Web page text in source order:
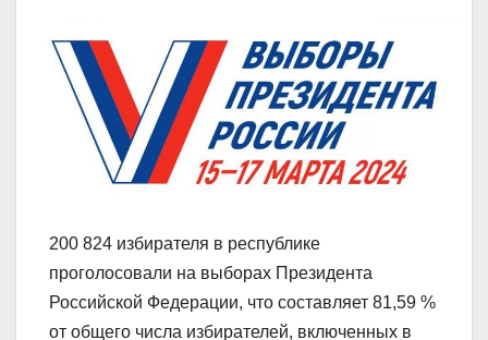
200 824 избирателя в республике
проголосовали на выборах Президента
Российской Федерации, что составляет 81,59 %
от общего числа избирателей, включенных в